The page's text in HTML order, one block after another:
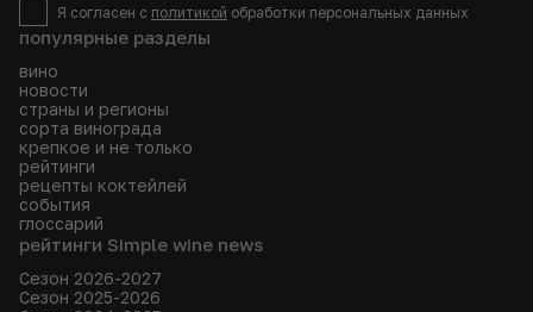
популярные разделы
вино
новости
страны и регионы
сорта винограда
крепкое и не только
рейтинги
рецепты коктейлей
события
глоссарий
рейтинги Simple wine news
Сезон 2026-2027
Сезон 2025-2026
Я согласен с политикой обработки персональных данных